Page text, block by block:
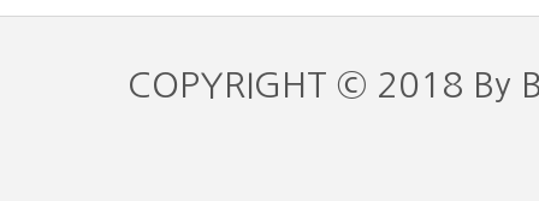
COPYRIGHT © 2018 By